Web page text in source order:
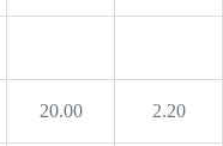
20.00 2.20